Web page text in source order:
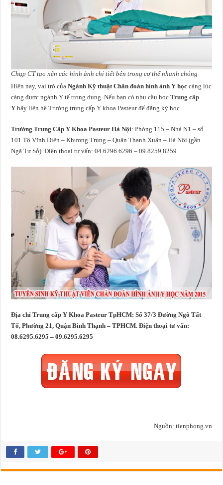
Chụp CT tạo nên các hình ảnh chi tiết bên trong cơ thể nhanh chóng
Hiện nay, vai trò củaNgành Kỹ thuật Chẩn đoán hình ảnh Y học càng lúc
càng được ngành Y tế trọng dụng. Nếu bạn có nhu cầu họcTrung cấp
Y hãy liên hệ Trường trung cấp Y khoa Pasteur để đăng ký học.
Trường Trung Cấp Y Khoa Pasteur Hà Nội: Phòng 115 – Nhà N1 – số
101 Tô Vĩnh Diện – Khương Trung – Quận Thanh Xuân – Hà Nội (gần
Ngã Tư Sở). Điện thoại tư vấn: 04.6296.6296 – 09.8259.8259
Địa chỉ Trung cấp Y Khoa Pasteur TpHCM: Số 37/3 Đường Ngô Tất
Tố, Phường 21, Quận Bình Thạnh – TPHCM. Điện thoại tư vấn:
08.6295.6295 – 09.6295.6295
Nguồn: tienphong.vn